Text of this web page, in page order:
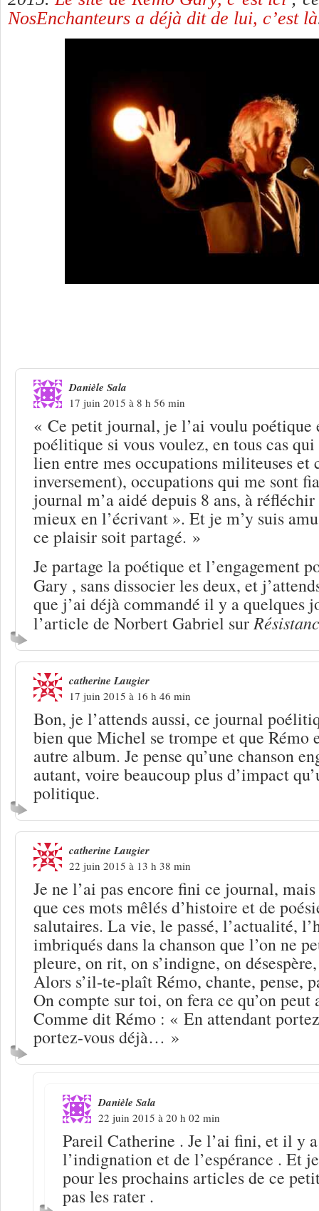
NosEnchanteurs a déjà dit de lui, c’est là
Danièle Sala
17 juin 2015 à 8 h 56 min
« Ce petit journal, je l’ai voulu
poélitique si vous voulez, en tous cas
lien entre mes occupations militeuses et
inversement), occupations qui me sont
journal m’a aidé depuis 8 ans, à
mieux en l’écrivant ». Et je m’y suis
ce plaisir soit partagé. »
Je partage la poétique et l’engagement
Gary , sans dissocier les deux, et
que j’ai déjà commandé il y a quelques
l’article de Norbert Gabriel sur
catherine Laugier
17 juin 2015 à 16 h 46 min
Bon, je l’attends aussi, ce journal
bien que Michel se trompe et que Rémo
autre album. Je pense qu’une chanson
autant, voire beaucoup plus d’impact
politique.
catherine Laugier
22 juin 2015 à 13 h 38 min
Je ne l’ai pas encore fini ce journal,
que ces mots mêlés d’histoire et de
salutaires. La vie, le passé, l’actualité,
imbriqués dans la chanson que l’on ne
pleure, on rit, on s’indigne, on
Alors s’il-te-plaît Rémo, chante, pense,
On compte sur toi, on fera ce qu’on peut
Comme dit Rémo : « En attendant
portez-vous déjà… »
Danièle Sala
22 juin 2015 à 20 h 02 min
Pareil Catherine . Je l’ai fini, et il y
l’indignation et de l’espérance . Et
pour les prochains articles de ce
pas les rater .